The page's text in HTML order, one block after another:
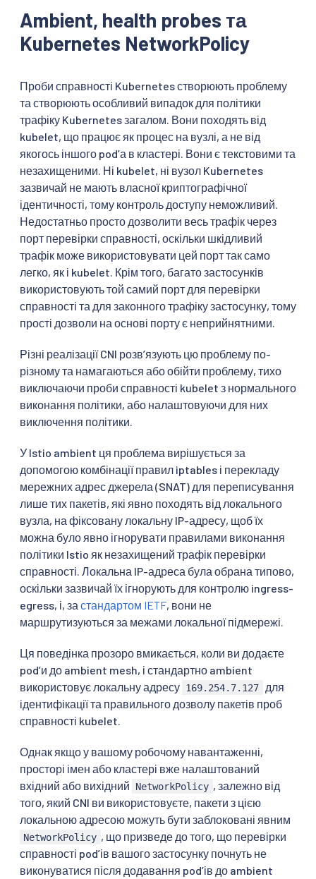
Ambient, health probes та
Kubernetes NetworkPolicy
Проби справності Kubernetes створюють проблему
та створюють особливий випадок для політики
трафіку Kubernetes загалом. Вони походять від
kubelet, що працює як процес на вузлі, а не від
якогось іншого podʼа в кластері. Вони є текстовими та
незахищеними. Ні kubelet, ні вузол Kubernetes
зазвичай не мають власної криптографічної
ідентичності, тому контроль доступу неможливий.
Недостатньо просто дозволити весь трафік через
порт перевірки справності, оскільки шкідливий
трафік може використовувати цей порт так само
легко, як і kubelet. Крім того, багато застосунків
використовують той самий порт для перевірки
справності та для законного трафіку застосунку, тому
прості дозволи на основі порту є неприйнятними.
Різні реалізації CNI розвʼязують цю проблему по-
різному та намагаються або обійти проблему, тихо
виключаючи проби справності kubelet з нормального
виконання політики, або налаштовуючи для них
виключення політики.
У Istio ambient ця проблема вирішується за
допомогою комбінації правил iptables і перекладу
мережних адрес джерела (SNAT) для переписування
лише тих пакетів, які явно походять від локального
вузла, на фіксовану локальну IP-адресу, щоб їх
можна було явно ігнорувати правилами виконання
політики Istio як незахищений трафік перевірки
справності. Локальна IP-адреса була обрана типово,
оскільки зазвичай їх ігнорують для контролю ingress-
egress, і, за стандартом IETF, вони не
маршрутизуються за межами локальної підмережі.
Ця поведінка прозоро вмикається, коли ви додаєте
podʼи до ambient mesh, і стандартно ambient
використовує локальну адресу 169.254.7.127
для
ідентифікації та правильного дозволу пакетів проб
справності kubelet.
Однак якщо у вашому робочому навантаженні,
просторі імен або кластері вже налаштований
вхідний або вихідний
NetworkPolicy , залежно від
того, який CNI ви використовуєте, пакети з цією
локальною адресою можуть бути заблоковані явним
NetworkPolicy , що призведе до того, що перевірки
справності podʼів вашого застосунку почнуть не
виконуватися після додавання podʼів до ambient